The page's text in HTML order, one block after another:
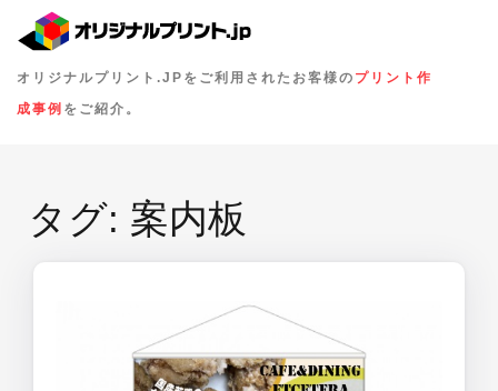
オリジナルプリント.JPをご利用されたお客様の プリント作
成事例 をご紹介。
タグ: 案内板